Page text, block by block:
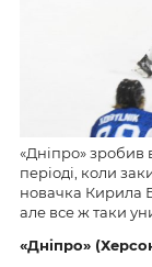
«Дніпро»
періоді, коли
новачка Кирила
але все ж таки
«Дніпро»